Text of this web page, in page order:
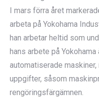
I mars förra året
arbeta på Yokohama
han arbetar heltid som
hans arbete på
automatiserade
uppgifter, såsom
rengöringsfärgämnen.